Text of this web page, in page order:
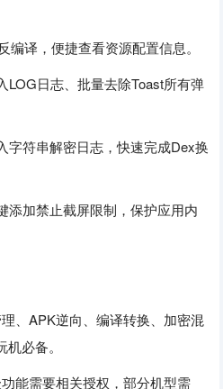
译，便捷查看资源配置信息。
LOG日志、批量去除Toast所有弹
字符串解密日志，快速完成Dex换
添加禁止截屏限制，保护应用内
、APK逆向、编译转换、加密混
必备。
能需要相关授权，部分机型需